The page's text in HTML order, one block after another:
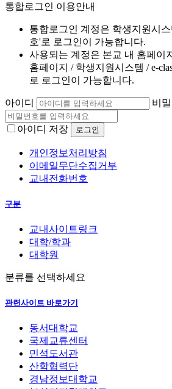
통합로그인 이용안내
통합로그인 계정은 학생지원시
호'로 로그인이 가능합니다.
사용되는 계정은 본교 내 홈페이
홈페이지 / 학생지원시스템 / e-
로 로그인이 가능합니다.
아이디 비
아이디 저장
개인정보처리방침
이메일무단수집거부
교내전화번호
구분
교내사이트링크
대학/학과
대학원
분류를 선택하세요
관련사이트 바로가기
동서대학교
국제교류센터
민석도서관
산학협력단
경남정보대학교